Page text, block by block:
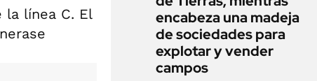
la línea C. El
encabeza una madeja
de sociedades para
explotar y vender
campos